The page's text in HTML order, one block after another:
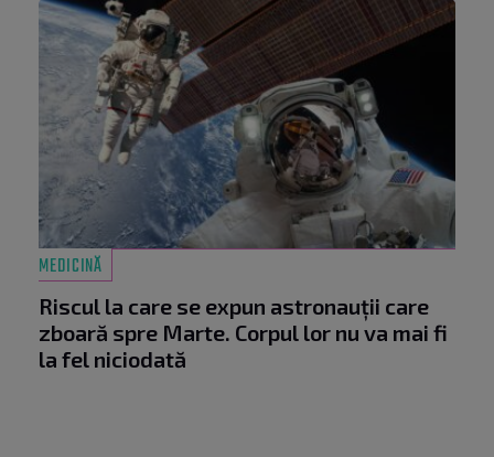
MEDICINĂ
Riscul la care se expun astronauții care
zboară spre Marte. Corpul lor nu va mai fi
la fel niciodată